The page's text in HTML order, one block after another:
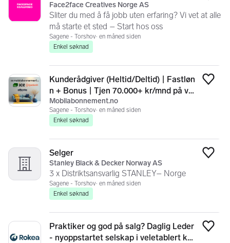
Face2face Creatives Norge AS
Sliter du med å få jobb uten erfaring? Vi vet at alle
må starte et sted – Start hos oss
Sagene - Torshov en måned siden
Enkel søknad
Kunderådgiver (Heltid/Deltid) | Fastløn
n + Bonus | Tjen 70.000+ kr/mnd på va
rme leads
Mobilabonnement.no
Sagene - Torshov en måned siden
Enkel søknad
Selger
Stanley Black & Decker Norway AS
3 x Distriktsansvarlig STANLEY– Norge
Sagene - Torshov en måned siden
Enkel søknad
Praktiker og god på salg? Daglig Leder
- nyoppstartet selskap i veletablert ko